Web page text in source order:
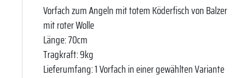
Vorfach zum Angeln mit totem Köderfisch von Balzer
mit roter Wolle
Länge: 70cm
Tragkraft: 9kg
Lieferumfang: 1 Vorfach in einer gewählten Variante